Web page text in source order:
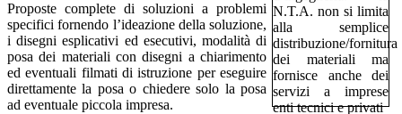
Proposte complete di soluzioni a problemi
specifici fornendo l’ideazione della soluzione,
i disegni esplicativi ed esecutivi, modalità di
posa dei materiali con disegni a chiarimento
ed eventuali filmati di istruzione per eseguire
direttamente la posa o chiedere solo la posa
ad eventuale piccola impresa.